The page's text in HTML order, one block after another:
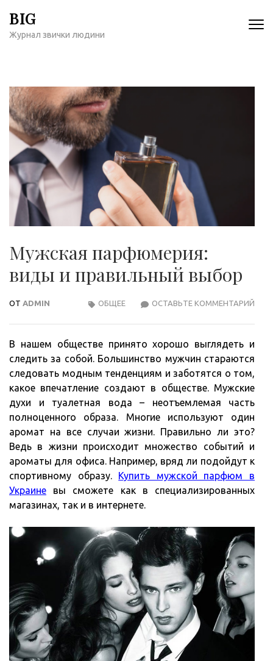
содержимому
BIG
Журнал звички людини
Мужская парфюмерия:
виды и правильный выбор
ОТ ADMIN ОСТАВЬТЕ КОММЕНТАРИЙ
ОБЩЕЕ
В нашем обществе принято хорошо выглядеть и
следить за собой. Большинство мужчин стараются
следовать модным тенденциям и заботятся о том,
какое впечатление создают в обществе. Мужские
духи и туалетная вода – неотъемлемая часть
полноценного образа. Многие используют один
аромат на все случаи жизни. Правильно ли это?
Ведь в жизни происходит множество событий и
ароматы для офиса. Например, вряд ли подойдут к
спортивному образу. Купить мужской парфюм в
Украине вы сможете как в специализированных
магазинах, так и в интернете.